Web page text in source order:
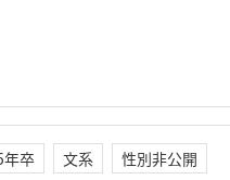
年卒 文系
性別非公開